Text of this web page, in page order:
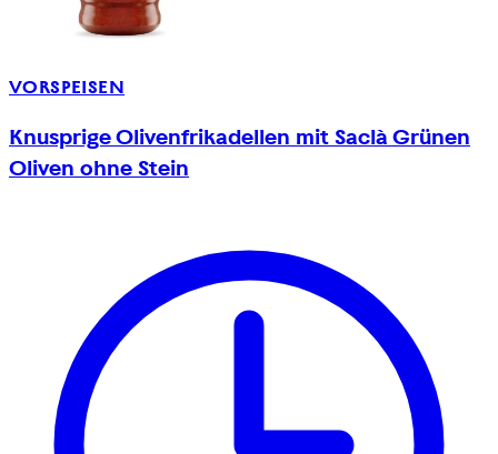
VORSPEISEN
Knusprige Olivenfrikadellen mit Saclà Grünen
Oliven ohne Stein